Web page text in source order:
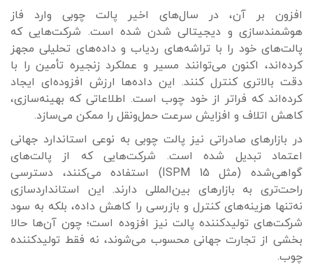
افزون بر آن، در سال‌های اخیر پالت چوبی وارد فاز
هوشمندسازی و دیجیتالی شدن شده است. شرکت‌هایی که
پالت‌های خود را با تراشه‌های ردیاب و داده‌های تحلیلی مجهز
کرده‌اند، اکنون می‌توانند مسیر و عملکرد زنجیره تأمین را با
دقت بالاتری کنترل کنند. این داده‌ها ارزش افزوده‌ای ایجاد
کرده‌اند که فراتر از خود چوب است. اطلاعاتی که بهینه‌سازی،
کاهش اتلاف و افزایش سرعت حمل‌ونقل را ممکن می‌سازد.
در بازارهای صادراتی نیز پالت چوبی به نوعی استاندارد جهانی
اعتماد تبدیل شده است. شرکت‌هایی که از پالت‌های
گواهی‌شده (مثل ISPM 15) استفاده می‌کنند، دسترسی
راحت‌تری به بازارهای بین‌المللی دارند. این استانداردسازی
نه‌تنها هزینه‌های کنترل و بازرسی را کاهش داده، بلکه به سود
شرکت‌های تولیدکننده پالت نیز افزوده است؛ چون آن‌ها حالا
بخشی از تجارت جهانی محسوب می‌شوند، نه فقط تولیدکننده
چوب.